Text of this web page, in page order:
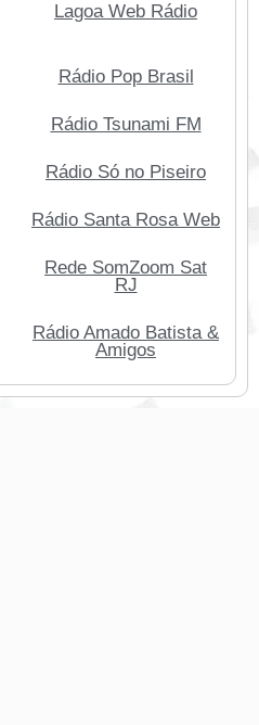
Lagoa Web Rádio
Rádio Pop Brasil
Rádio Tsunami FM
Rádio Só no Piseiro
Rádio Santa Rosa Web
Rede SomZoom Sat
RJ
Rádio Amado Batista &
Amigos